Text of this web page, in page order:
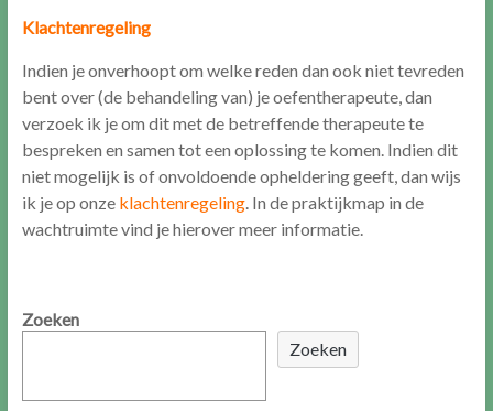
Klachtenregeling
Indien je onverhoopt om welke reden dan ook niet tevreden
bent over (de behandeling van) je oefentherapeute, dan
verzoek ik je om dit met de betreffende therapeute te
bespreken en samen tot een oplossing te komen. Indien dit
niet mogelijk is of onvoldoende opheldering geeft, dan wijs
ik je op onze klachtenregeling. In de praktijkmap in de
wachtruimte vind je hierover meer informatie.
Zoeken
Zoeken